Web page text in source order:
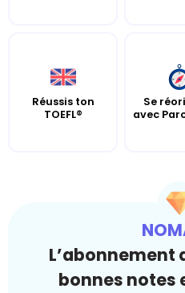
Réussis ton
TOEFL®
Se
avec
L’abonnement
bonnes notes